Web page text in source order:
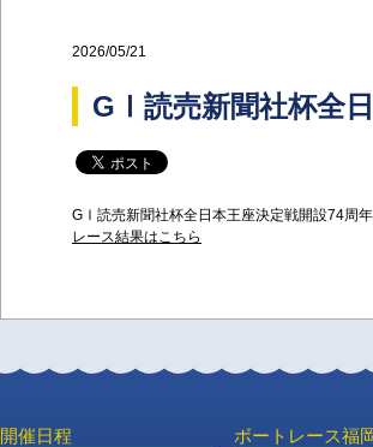
2026/05/21
GⅠ読売新聞社杯全
GⅠ読売新聞社杯全日本王座決定戦開設74周
レース結果はこちら
開催日程 ボートレース福